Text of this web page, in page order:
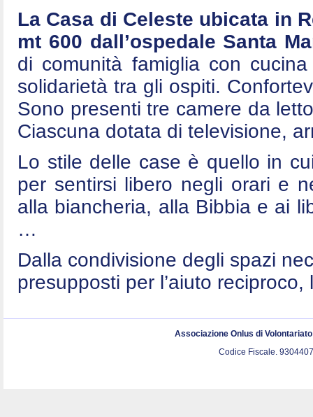
La Casa di Celeste ubicata in
mt 600 dall’ospedale Santa
di comunità famiglia con
solidarietà tra gli ospiti.
Sono presenti tre camere da
Ciascuna dotata di televisione,
Lo stile delle case è quello in
per sentirsi libero negli orari e
alla biancheria, alla Bibbia e ai
…
Dalla condivisione degli spazi
presupposti per l’aiuto
Associazione Onlus di
Codice Fiscale.